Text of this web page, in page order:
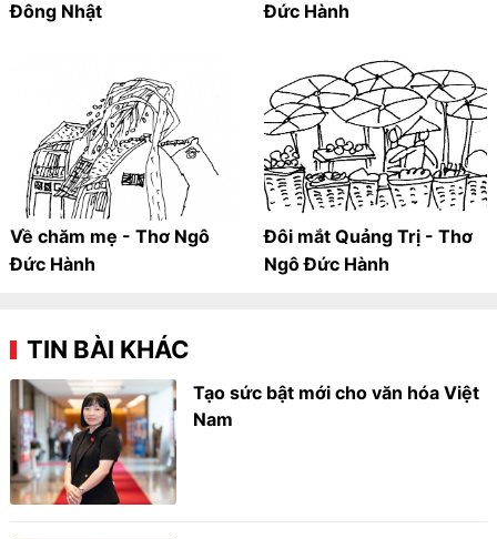
Đông Nhật Đức Hành
Về chăm mẹ - Thơ Ngô
Đức Hành
Đôi mắt Quảng Trị - Thơ
Ngô Đức Hành
TIN BÀI KHÁC
Tạo sức bật mới cho văn hóa Việt
Nam